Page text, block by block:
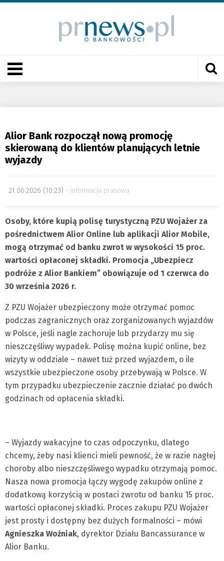
Alior Bank rozpoczął nową promocję
skierowaną do klientów planujących letnie
wyjazdy
21.06.2026 (10:23) informacja prasowa
Osoby, które kupią polisę turystyczną PZU Wojażer za
pośrednictwem Alior Online lub aplikacji Alior Mobile,
mogą otrzymać od banku zwrot w wysokości 15 proc.
wartości opłaconej składki. Promocja „Ubezpiecz
podróże z Alior Bankiem” obowiązuje od 1 czerwca do
30 września 2026 r.
Z PZU Wojażer ubezpieczony może otrzymać pomoc
podczas zagranicznych oraz zorganizowanych wyjazdów
w Polsce, jeśli nagle zachoruje lub przydarzy mu się
nieszczęśliwy wypadek. Polisę można kupić online, bez
wizyty w oddziale – nawet tuż przed wyjazdem, o ile
wszystkie ubezpieczone osoby przebywają w Polsce. W
tym przypadku ubezpieczenie zacznie działać po dwóch
godzinach od opłacenia składki.
– Wyjazdy wakacyjne to czas odpoczynku, dlatego
chcemy, żeby nasi klienci mieli pewność, że w razie nagłej
choroby albo nieszczęśliwego wypadku otrzymają pomoc.
Nasza nowa promocja łączy wygodę zakupów online z
dodatkową korzyścią w postaci zwrotu od banku 15 proc.
wartości opłaconej składki. Proces zakupu PZU Wojażer
jest prosty i dostępny bez dużych formalności – mówi
Agnieszka Woźniak, dyrektor Działu Bancassurance w
Alior Banku.